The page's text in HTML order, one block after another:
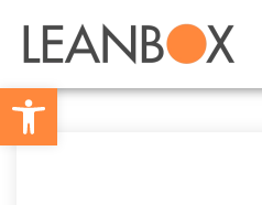
Barra de Ferramentas Aberta
Skip to main content